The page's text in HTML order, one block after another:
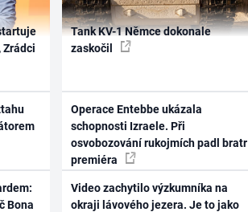
Zrádci
Bona
Tank KV-1 Němce dokonale
zaskočil
Operace Entebbe ukázala
schopnosti Izraele. Při
osvobozování rukojmích padl bratr
premiéra
Video zachytilo výzkumníka na
okraji lávového jezera. Je to jako